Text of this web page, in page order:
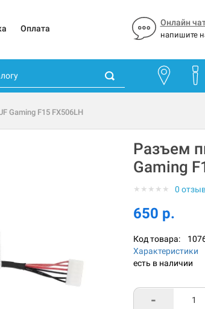
Оплата
Онлайн
напишите
Gaming F15 FX506LH
Разъем
Gaming
★ ★ ★ ★ ★ 0
650 р.
Код товара:
Характеристики
есть в наличии
-